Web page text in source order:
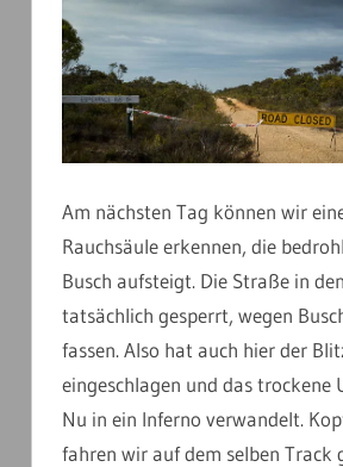
Am nächsten Tag können wir
Rauchsäule erkennen, die
Busch aufsteigt. Die Straße in
tatsächlich gesperrt, wegen
fassen. Also hat auch hier der
eingeschlagen und das trockene
Nu in ein Inferno verwandelt.
fahren wir auf dem selben Track